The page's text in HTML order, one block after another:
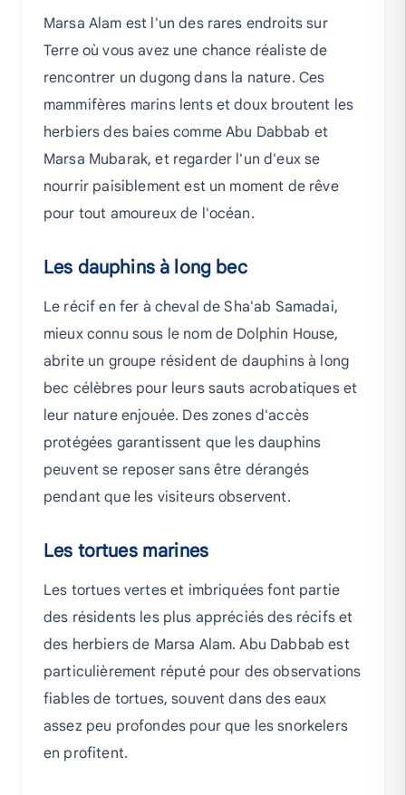
Marsa Alam est l'un des rares endroits sur
Terre où vous avez une chance réaliste de
rencontrer un dugong dans la nature. Ces
mammifères marins lents et doux broutent les
herbiers des baies comme Abu Dabbab et
Marsa Mubarak, et regarder l'un d'eux se
nourrir paisiblement est un moment de rêve
pour tout amoureux de l'océan.
Les dauphins à long bec
Le récif en fer à cheval de Sha'ab Samadai,
mieux connu sous le nom de Dolphin House,
abrite un groupe résident de dauphins à long
bec célèbres pour leurs sauts acrobatiques et
leur nature enjouée. Des zones d'accès
protégées garantissent que les dauphins
peuvent se reposer sans être dérangés
pendant que les visiteurs observent.
Les tortues marines
Les tortues vertes et imbriquées font partie
des résidents les plus appréciés des récifs et
des herbiers de Marsa Alam. Abu Dabbab est
particulièrement réputé pour des observations
fiables de tortues, souvent dans des eaux
assez peu profondes pour que les snorkelers
en profitent.